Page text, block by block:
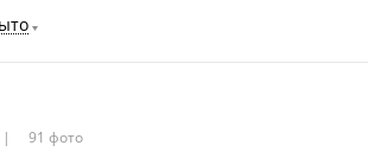
91 фото